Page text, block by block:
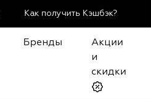
Как получить Кэшбэк?
Бренды
Акции
и
скидки